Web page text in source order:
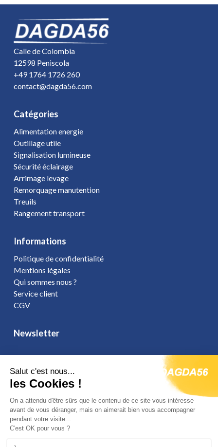
Calle de Colombia
12598 Peniscola
+49 1764 1726 260
contact@dagda56.com
Catégories
Alimentation energie
Outillage utile
Signalisation lumineuse
Sécurité éclairage
Arrimage levage
Remorquage manutention
Treuils
Rangement transport
Informations
Politique de confidentialité
Mentions légales
Qui sommes nous ?
Service client
CGV
Newsletter
Vous affirmez avoir pris connaissance de notre
politique de
. Vous disposez d'un droit d'accès, de rectification et
d'opposition.
Suivez-nous
Salut c'est nous...
les Cookies !
On a attendu d'être sûrs que le contenu de ce site vous intéresse
avant de vous déranger, mais on aimerait bien vous accompagner
pendant votre visite...
C'est OK pour vous ?